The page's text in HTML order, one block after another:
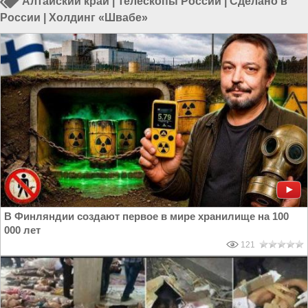
России
Холдинг «Швабе»
В Финляндии создают первое в мире хранилище на 100
000 лет
121